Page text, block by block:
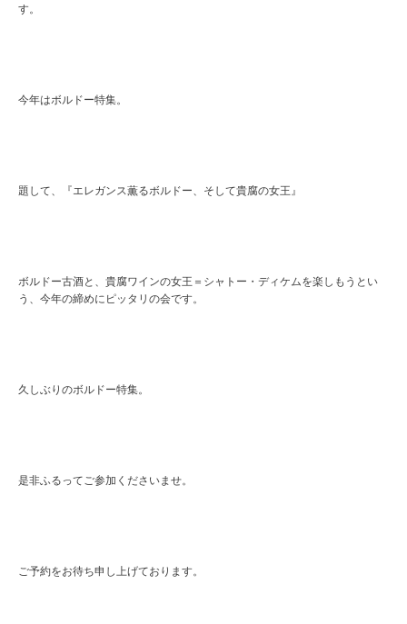
す。
今年はボルドー特集。
題して、『エレガンス薫るボルドー、そして貴腐の女王』
ボルドー古酒と、貴腐ワインの女王＝シャトー・ディケムを楽しもうとい
う、今年の締めにピッタリの会です。
久しぶりのボルドー特集。
是非ふるってご参加くださいませ。
ご予約をお待ち申し上げております。